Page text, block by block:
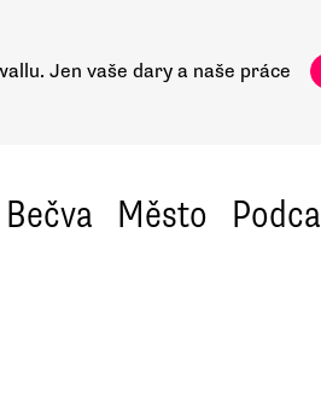
Jen vaše dary a naše práce
Bečva Město